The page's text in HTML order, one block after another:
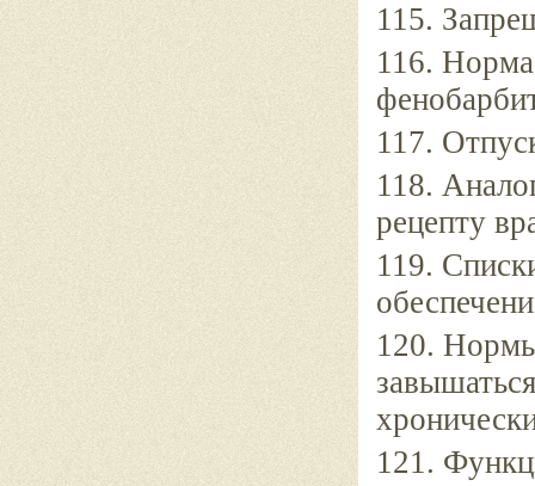
115.
116. Норма
117.
118.
рецепту
119.
120. Нормы
121.